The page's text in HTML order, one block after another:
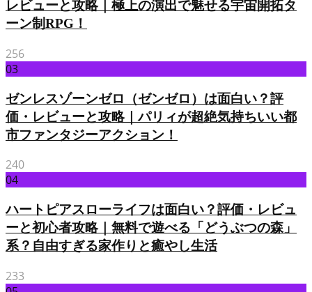
レビューと攻略｜極上の演出で魅せる宇宙開拓タ
ーン制RPG！
256
03
ゼンレスゾーンゼロ（ゼンゼロ）は面白い？評
価・レビューと攻略｜パリィが超絶気持ちいい都
市ファンタジーアクション！
240
04
ハートピアスローライフは面白い？評価・レビュ
ーと初心者攻略｜無料で遊べる「どうぶつの森」
系？自由すぎる家作りと癒やし生活
233